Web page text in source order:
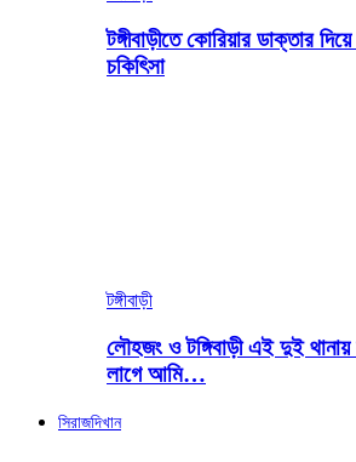
টঙ্গীবাড়ীতে কোরিয়ার ডাক্তার
চকিৎিসা
টঙ্গীবাড়ী
লৌহজং ও টঙ্গিবাড়ী এই দুই
লাগে আমি…
সিরাজদিখান